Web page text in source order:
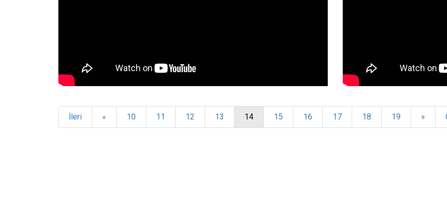
İleri « 10 11 12 13 14 15 16 17 18 19 »